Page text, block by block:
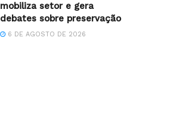
mobiliza setor e gera
debates sobre preservação
6 DE AGOSTO DE 2026